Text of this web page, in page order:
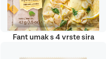
Fant umak s 4 vrste sira